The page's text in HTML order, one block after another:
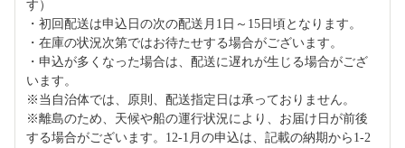
す）
・初回配送は申込日の次の配送月1日～15日頃となります。
・在庫の状況次第ではお待たせする場合がございます。
・申込が多くなった場合は、配送に遅れが生じる場合がござ
います。
※当自治体では、原則、配送指定日は承っておりません。
※離島のため、天候や船の運行状況により、お届け日が前後
する場合がございます。12-1月の申込は、記載の納期から1-2